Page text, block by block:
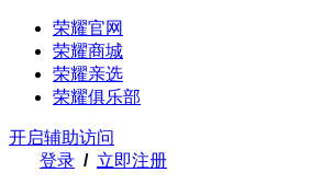
荣耀官网
荣耀商城
荣耀亲选
荣耀俱乐部
开启辅助访问
登录 / 立即注册